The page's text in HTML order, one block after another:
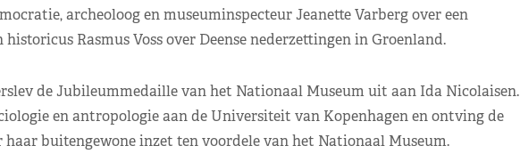
archeoloog en museuminspecteur Jeanette Varberg over een
Rasmus Voss over Deense nederzettingen in Groenland.
de Jubileummedaille van het Nationaal Museum uit aan Ida Nicolaisen.
en antropologie aan de Universiteit van Kopenhagen en ontving de
buitengewone inzet ten voordele van het Nationaal Museum.